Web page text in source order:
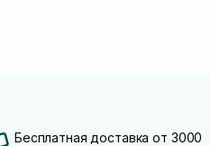
Бесплатная доставка от 3000